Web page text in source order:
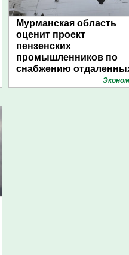
Мурманская область
оценит проект
пензенских
промышленников по
снабжению
поселений с помощью